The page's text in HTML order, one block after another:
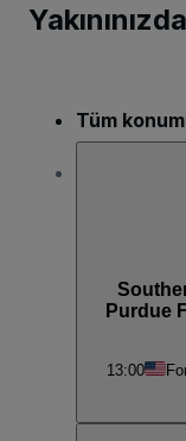
Tüm
Purdue
13:00